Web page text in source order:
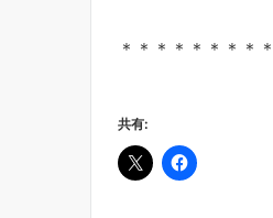
＊＊＊＊＊＊＊＊
共有: